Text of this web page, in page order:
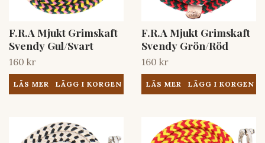
F.R.A Mjukt Grimskaft
Svendy Gul/Svart
160 kr
LÄS MER
F.R.A Mjukt Grimskaft
Svendy Grön/Röd
160 kr
LÄS MER